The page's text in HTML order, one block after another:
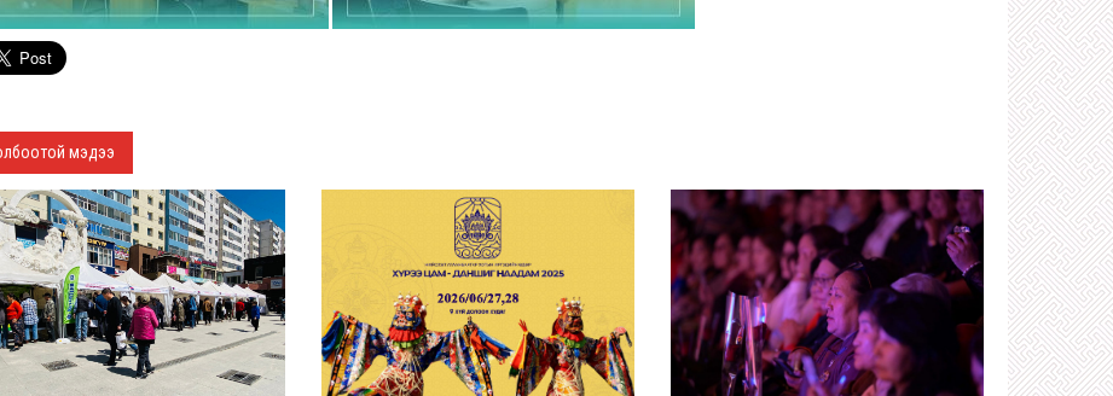
мэдээ